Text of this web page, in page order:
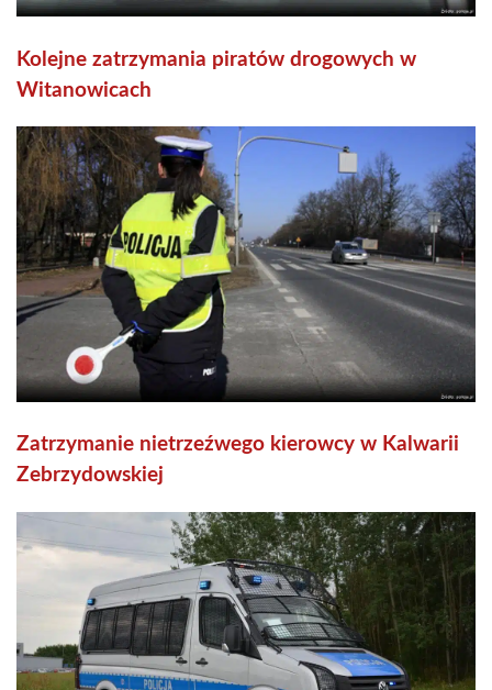
Kolejne zatrzymania piratów drogowych w
Witanowicach
Zatrzymanie nietrzeźwego kierowcy w Kalwarii
Zebrzydowskiej